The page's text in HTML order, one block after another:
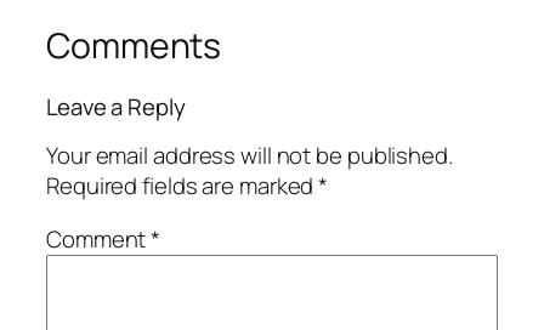
Comments
Leave a Reply
Your email address will not be published.
Required fields are marked*
Comment*